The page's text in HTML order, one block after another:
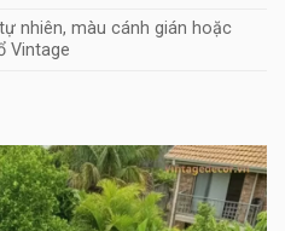
nhiên, màu cánh gián hoặc
Vintage